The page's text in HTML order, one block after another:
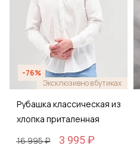
-76%
Эксклюзивно в бутиках
Рубашка классическая из
хлопка приталенная
16 995 ₽
3 995 ₽